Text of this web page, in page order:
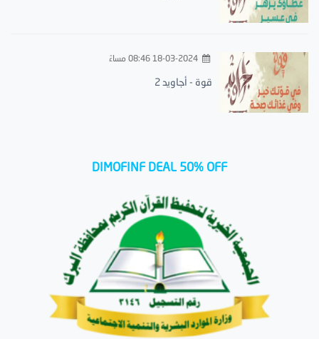
18-03-2024 08:46 مساءً
قوة - أجاويد 2
DIMOFINF DEAL 50% OFF